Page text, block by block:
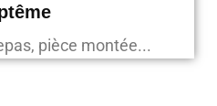
pièce montée...